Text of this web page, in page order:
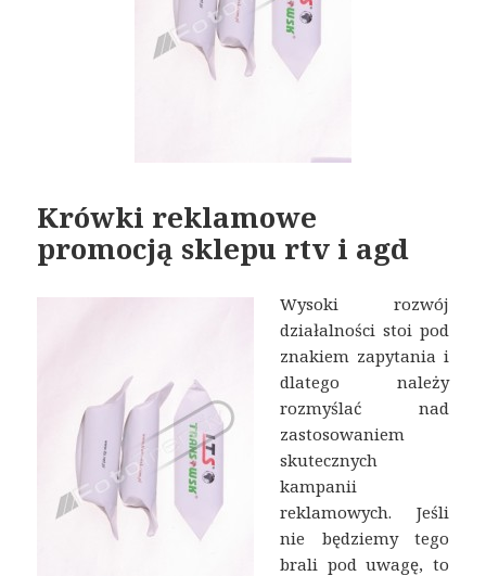
Krówki reklamowe
promocją sklepu rtv i agd
Wysoki rozwój
działalności stoi pod
znakiem zapytania i
dlatego należy
rozmyślać nad
zastosowaniem
skutecznych
kampanii
reklamowych. Jeśli
nie będziemy tego
brali pod uwagę, to